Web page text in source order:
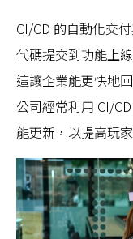
CI/CD 的自動化交
代碼提交到功能上
這讓企業能更快地
公司經常利用 CI/
能更新，以提高玩